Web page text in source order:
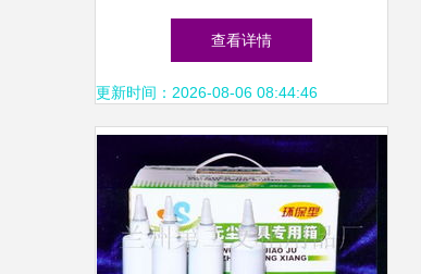
文博会，茶壶零售引爆眼球
查看详情
更新时间：2026-08-06 08:44:46